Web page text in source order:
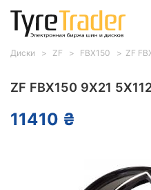
ZF FBX150 9X21
11410 ₴
Диски ZF FBX150 ZF